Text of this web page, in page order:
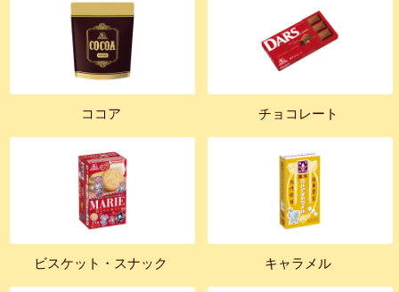
ココア チョコレート
ビスケット・スナック キャラメル